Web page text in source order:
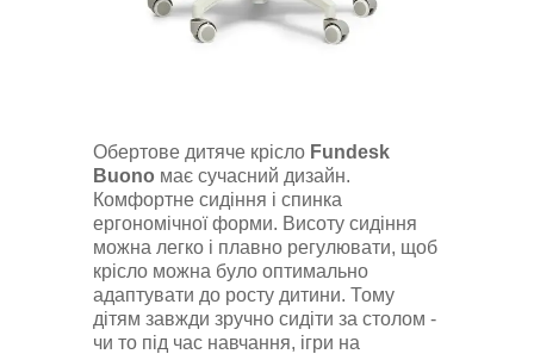
Обертове дитяче крісло Fundesk
Buono має сучасний дизайн.
Комфортне сидіння і спинка
ергономічної форми. Висоту сидіння
можна легко і плавно регулювати, щоб
крісло можна було оптимально
адаптувати до росту дитини. Тому
дітям завжди зручно сидіти за столом -
чи то під час навчання, ігри на